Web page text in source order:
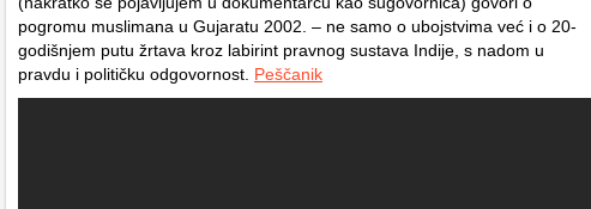
pogromu muslimana u Gujaratu 2002. – ne samo o ubojstvima već i o 20-
godišnjem putu žrtava kroz labirint pravnog sustava Indije, s nadom u
pravdu i političku odgovornost. Peščanik